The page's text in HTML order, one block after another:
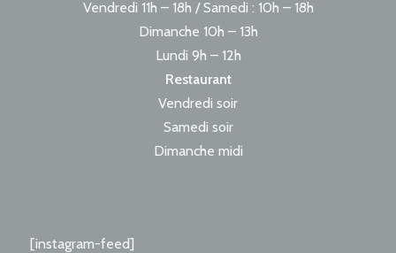
Vendredi 11h – 18h / Samedi : 10h – 18h
Dimanche 10h – 13h
Lundi 9h – 12h
Restaurant
Vendredi soir
Samedi soir
Dimanche midi
[instagram-feed]